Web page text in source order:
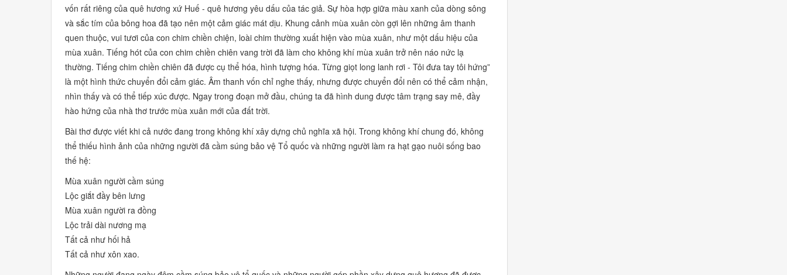
vốn rất riêng của quê hương xứ Huế - quê hương yêu dấu của tác giả. Sự hòa hợp giữa màu xanh của dòng sông
và sắc tím của bông hoa đã tạo nên một cảm giác mát dịu. Khung cảnh mùa xuân còn gợi lên những âm thanh
quen thuộc, vui tươi của con chim chiền chiện, loài chim thường xuất hiện vào mùa xuân, như một dấu hiệu của
mùa xuân. Tiếng hót của con chim chiền chiên vang trời đã làm cho không khí mùa xuân trở nên náo nức lạ
thường. Tiếng chim chiền chiên đã được cụ thể hóa, hình tượng hóa. Từng giọt long lanh rơi - Tôi đưa tay tôi hứng”
là một hình thức chuyển đổi cảm giác. Âm thanh vốn chỉ nghe thấy, nhưng được chuyển đổi nên có thể cảm nhận,
nhìn thấy và có thể tiếp xúc được. Ngay trong đoạn mở đầu, chúng ta đã hình dung được tâm trạng say mê, đầy
hào hứng của nhà thơ trước mùa xuân mới của đất trời.
Bài thơ được viết khi cả nước đang trong không khí xây dựng chủ nghĩa xã hội. Trong không khí chung đó, không
thể thiếu hình ảnh của những người đã cầm súng bảo vệ Tổ quốc và những người làm ra hạt gạo nuôi sống bao
thế hệ:
Mùa xuân người cầm súng
Lộc giắt đầy bên lưng
Mùa xuân người ra đồng
Lộc trải dài nương mạ
Tất cả như hối hả
Tất cả như xôn xao.